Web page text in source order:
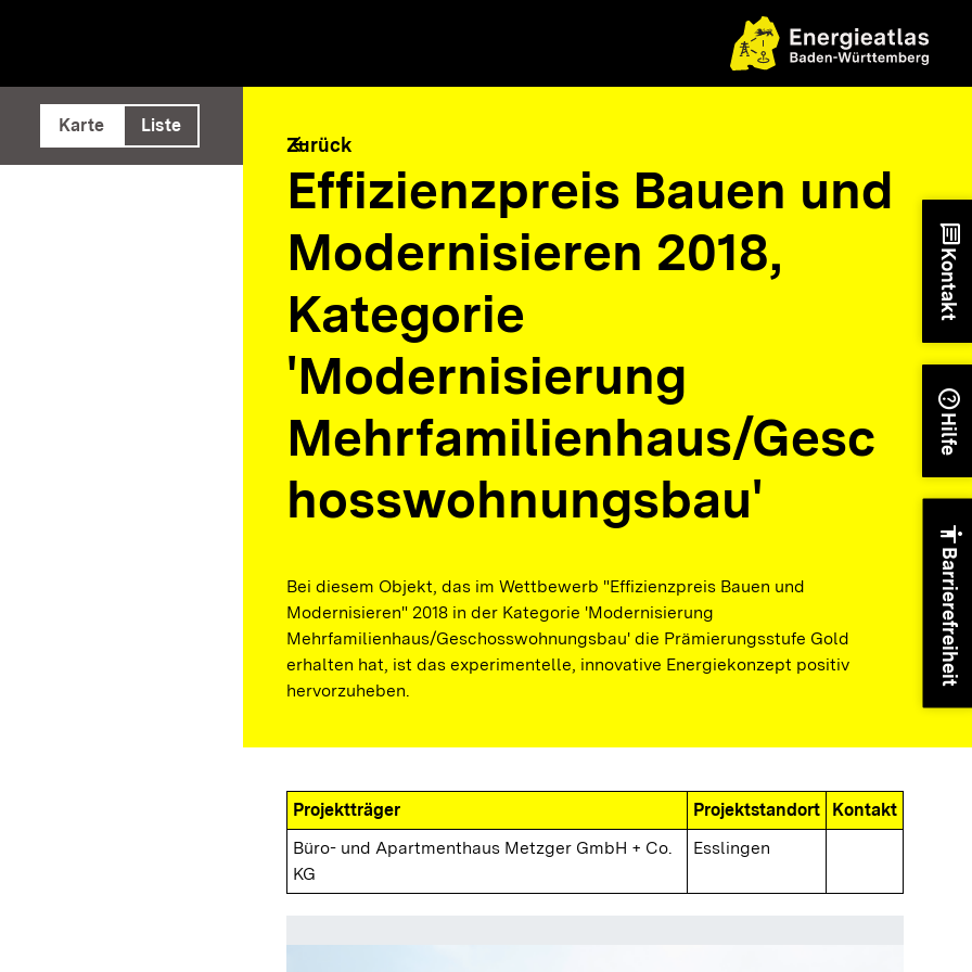
ausführen
Karte Liste
arrow_back
Zurück
Effizienzpreis Bauen und
Modernisieren 2018,
Kategorie
'Modernisierung
Mehrfamilienhaus/Gesc
hosswohnungsbau'
Bei diesem Objekt, das im Wettbewerb "Effizienzpreis Bauen und
Modernisieren" 2018 in der Kategorie 'Modernisierung
Mehrfamilienhaus/Geschosswohnungsbau' die Prämierungsstufe Gold
erhalten hat, ist das experimentelle, innovative Energiekonzept positiv
hervorzuheben.
Projektträger Projektstandort
Kontakt
Büro- und Apartmenthaus Metzger GmbH + Co.
KG
Esslingen
chat
Kontakt
help
Hilfe
accessibility
Barrierefreiheit